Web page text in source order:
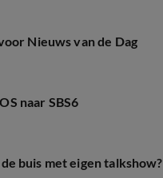
Nieuws van de Dag
naar SBS6
buis met eigen talkshow?